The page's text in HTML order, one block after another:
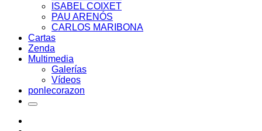
ISABEL COIXET
PAU ARENÓS
CARLOS MARIBONA
Cartas
Zenda
Multimedia
Galerías
Vídeos
ponlecorazon